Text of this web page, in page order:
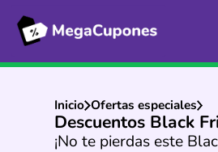
Inicio Ofertas especiales
Descuentos Black
¡No te pierdas este